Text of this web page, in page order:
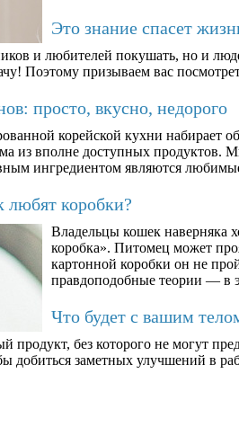
Это знание спасет
и любителей покушать, но и
Поэтому призываем вас
просто, вкусно, недорого
корейской кухни
из вполне доступных продуктов.
ингредиентом являются
коробки?
Владельцы кошек наверняка
коробка». Питомец может
картонной коробки он не
правдоподобные теории — в
Что будет с вашим
продукт, без которого не могут
добиться заметных улучшений в